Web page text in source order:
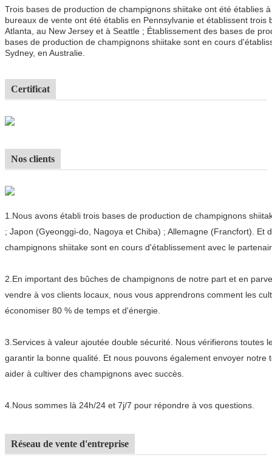
Trois bases de production de champignons shiitake ont été établies
bureaux de vente ont été établis en Pennsylvanie et établissent
Atlanta, au New Jersey et à Seattle ; Établissement des bases de
bases de production de champignons shiitake sont en cours
Sydney, en Australie.
Certificat
Nos clients
1. Nous avons établi trois bases de production de champignons
; Japon (Gyeonggi-do, Nagoya et Chiba) ; Allemagne (Francfort). Et
champignons shiitake sont en cours d'établissement avec le
2. En important des bûches de champignons de notre part et en
vendre à vos clients locaux, nous vous apprendrons comment les
économiser 80 % de temps et d'énergie.
3. Services à valeur ajoutée double sécurité. Nous vérifierons toutes
garantir la bonne qualité. Et nous pouvons également envoyer
aider à cultiver des champignons avec succès.
4. Nous sommes là 24h/24 et 7j/7 pour répondre à vos questions.
Réseau de vente d'entreprise